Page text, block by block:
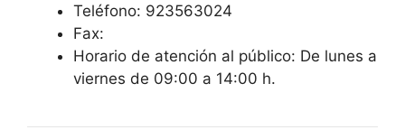
Teléfono: 923563024
Fax:
Horario de atención al público: De lunes a
viernes de 09:00 a 14:00 h.